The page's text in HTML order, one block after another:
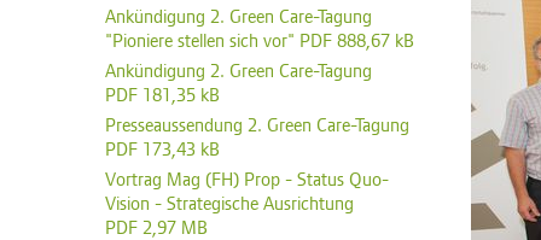
Ankündigung 2. Green Care-Tagung
"Pioniere stellen sich vor" PDF 888,67 kB
Ankündigung 2. Green Care-Tagung
PDF 181,35 kB
Presseaussendung 2. Green Care-Tagung
PDF 173,43 kB
Vortrag Mag (FH) Prop - Status Quo-
Vision - Strategische Ausrichtung
PDF 2,97 MB